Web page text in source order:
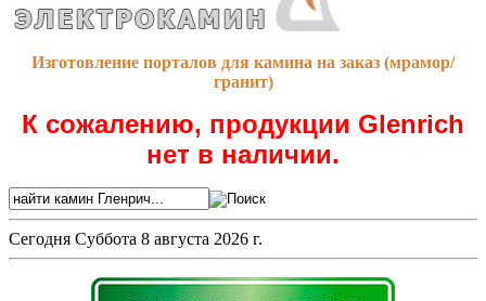
Изготовление порталов для камина на заказ (мрамор/
гранит)
К сожалению, продукции Glenrich
нет в наличии.
Сегодня Суббота 8 августа 2026 г.